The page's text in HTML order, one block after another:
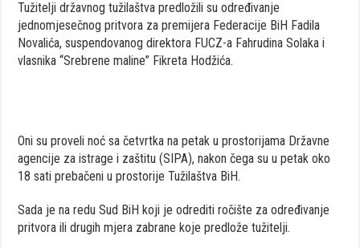
Tužitelji državnog tužilaštva predložili su određivanje
jednomjesečnog pritvora za premijera Federacije BiH Fadila
Novalića, suspendovanog direktora FUCZ-a Fahrudina Solaka i
vlasnika “Srebrene maline” Fikreta Hodžića.
Oni su proveli noć sa četvrtka na petak u prostorijama Državne
agencije za istrage i zaštitu (SIPA), nakon čega su u petak oko
18 sati prebačeni u prostorije Tužilaštva BiH.
Sada je na redu Sud BiH koji je odrediti ročište za određivanje
pritvora ili drugih mjera zabrane koje predlože tužitelji.